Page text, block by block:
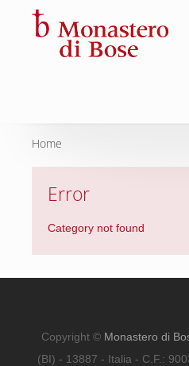
Home
Error
Category not found
Copyright © Monastero di
(BI) - 13887 - Italia - C.F.: